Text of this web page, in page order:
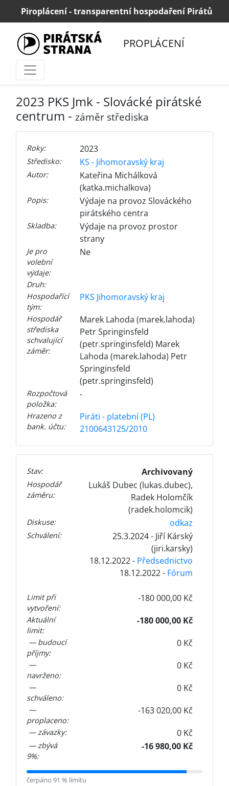
Piroplácení - transparentní hospodaření Pirátů
PROPLÁCENÍ
2023 PKS Jmk - Slovácké pirátské
centrum - záměr střediska
Roky: 2023
Středisko: KS - Jihomoravský kraj
Autor:
Kateřina Michálková
(katka.michalkova)
Popis:
Výdaje na provoz Slováckého
pirátského centra
Skladba:
Výdaje na provoz prostor
strany
Je pro
volební
výdaje:
Ne
Druh:
Hospodařící
tým:
PKS Jihomoravský kraj
Hospodář
střediska
schvalující
záměr:
Marek Lahoda (marek.lahoda)
Petr Springinsfeld
(petr.springinsfeld) Marek
Lahoda (marek.lahoda) Petr
Springinsfeld
(petr.springinsfeld)
Rozpočtová
položka:
-
Hrazeno z
bank. účtu:
Piráti - platební (PL)
2100643125/2010
Stav: Archivovaný
Hospodář
záměru:
Lukáš Dubec (lukas.dubec),
Radek Holomčík
(radek.holomcik)
Diskuse: odkaz
Schválení:
25.3.2024 - Jiří Kárský
(jiri.karsky)
18.12.2022 - Předsednictvo
18.12.2022 - Fórum
Limit při
vytvoření:
-180 000,00 Kč
Aktuální
limit:
-180 000,00 Kč
— budoucí
příjmy:
0 Kč
—
navrženo:
0 Kč
—
schváleno:
0 Kč
—
proplaceno:
-163 020,00 Kč
— závazky: 0 Kč
— zbývá
9%:
-16 980,00 Kč
čerpáno 91 % limitu